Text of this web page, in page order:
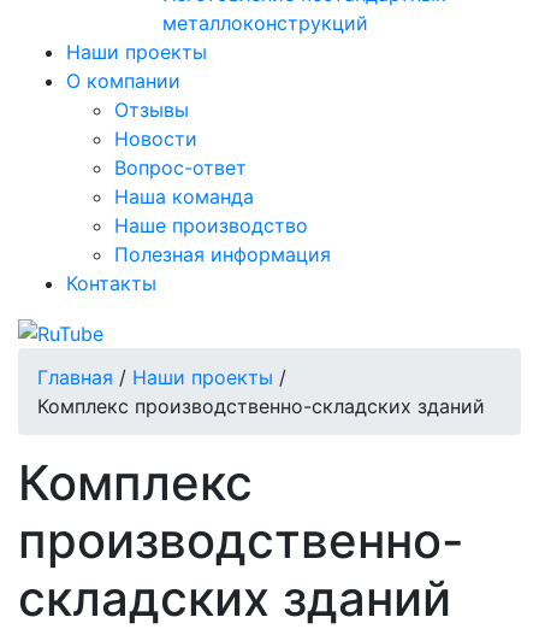
металлоконструкций
Наши проекты
О компании
Отзывы
Новости
Вопрос-ответ
Наша команда
Наше производство
Полезная информация
Контакты
Главная / Наши проекты /
Комплекс производственно-складских зданий
Комплекс
производственно-
складских зданий